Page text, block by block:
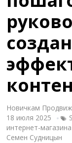
Новичкам
18 июля 2025
интернет-магазина
Семен Судницын